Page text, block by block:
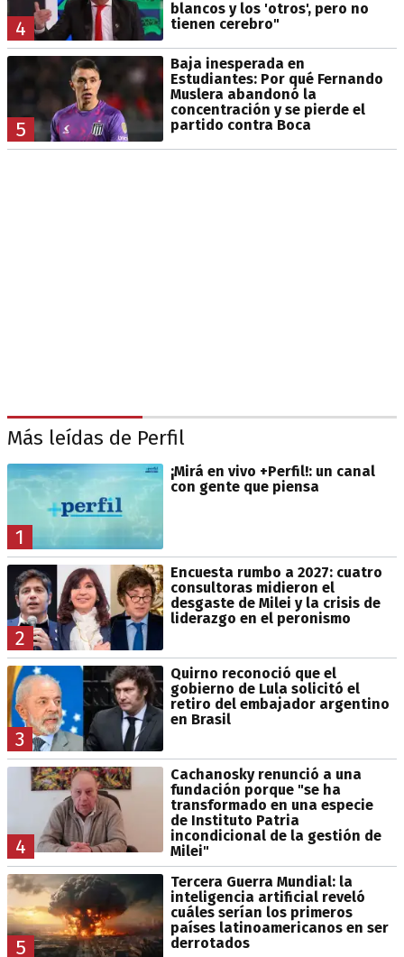
4
blancos y los 'otros', pero no
tienen cerebro"
5
Baja inesperada en
Estudiantes: Por qué Fernando
Muslera abandonó la
concentración y se pierde el
partido contra Boca
Más leídas de Perfil
1
¡Mirá en vivo +Perfil!: un canal
con gente que piensa
2
Encuesta rumbo a 2027: cuatro
consultoras midieron el
desgaste de Milei y la crisis de
liderazgo en el peronismo
3
Quirno reconoció que el
gobierno de Lula solicitó el
retiro del embajador argentino
en Brasil
4
Cachanosky renunció a una
fundación porque "se ha
transformado en una especie
de Instituto Patria
incondicional de la gestión de
Milei"
5
Tercera Guerra Mundial: la
inteligencia artificial reveló
cuáles serían los primeros
países latinoamericanos en ser
derrotados